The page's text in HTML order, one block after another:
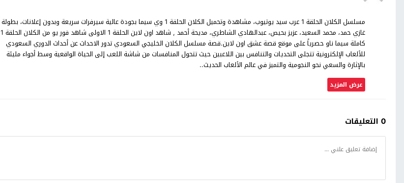
مسلسل الكلان الحلقة 1 عرب سيد يوتيوب، مشاهدة وتحميل الكلان الحلقة 1 وي سيما بجودة عالية سيرفرات سريعة وبدون إعلانات، بطولة
غازي حمد، محمد السعيد، عزيز بحيص، عبدالهادي الشاطري، مديحة أحمد , شاهد اون لاين الحلقة 1 الاولى شاهد فور يو من الكلان الحلقة 1
كاملة سيما ناو حصرياً على موقع قصة عشق اون لاين.قصة مسلسل الكلان الخليجي السعودي تدور الاحداث عن أحداث الدوري السعودي
للألعاب الإلكترونية تتجلى التحديات والتنافس بين اللاعبين حيث تتحول المنافسات من شاشة اللعب إلى الحياة الواقعية وسط أجواء مليئة
بالإثارة والسعي نحو النجومية والتميز في عالم الألعاب الحديث..
عرض المزيد
0 التعليقات